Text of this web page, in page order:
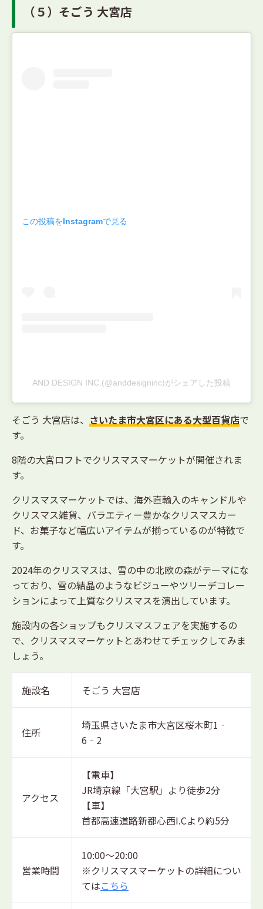
（５）そごう 大宮店
この投稿をInstagramで見る
AND DESIGN INC.(@anddesigninc)がシェアした投稿
そごう 大宮店は、 さいたま市大宮区にある大型百貨店で
す。
8階の大宮ロフトでクリスマスマーケットが開催されま
す。
クリスマスマーケットでは、海外直輸入のキャンドルや
クリスマス雑貨、バラエティー豊かなクリスマスカー
ド、お菓子など幅広いアイテムが揃っているのが特徴で
す。
2024年のクリスマスは、雪の中の北欧の森がテーマにな
っており、雪の結晶のようなビジューやツリーデコレー
ションによって上質なクリスマスを演出しています。
施設内の各ショップもクリスマスフェアを実施するの
で、クリスマスマーケットとあわせてチェックしてみま
しょう。
施設名 そごう 大宮店
住所
埼玉県さいたま市大宮区桜木町1‐
6‐2
アクセス
【電車】
JR埼京線「大宮駅」より徒歩2分
【車】
首都高速道路新都心西I.Cより約5分
営業時間
10:00～20:00
※クリスマスマーケットの詳細につい
てはこちら